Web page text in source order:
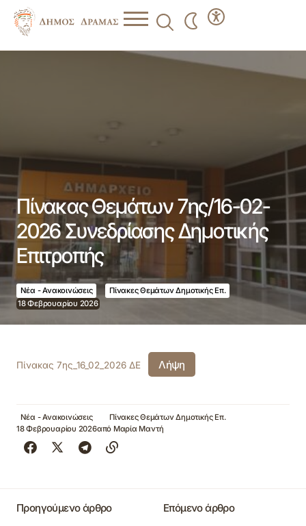
Πίνακας Θεμάτων 7ης/16-02-2026 Συνεδρίασης
Πίνακας Θεμάτων 7ης/16-02-
2026 Συνεδρίασης Δημοτικής
Επιτροπής
Νέα - Ανακοινώσεις
Πίνακες Θεμάτων Δημοτικής Επ.
18 Φεβρουαρίου 2026
Πίνακας 7ης_16_02_2026 ΔΕ Λήψη
Νέα - Ανακοινώσεις
Πίνακες Θεμάτων Δημοτικής Επ.
18 Φεβρουαρίου 2026από Μαρία Μαντή
Προηγούμενο άρθρο Επόμενο άρθρο